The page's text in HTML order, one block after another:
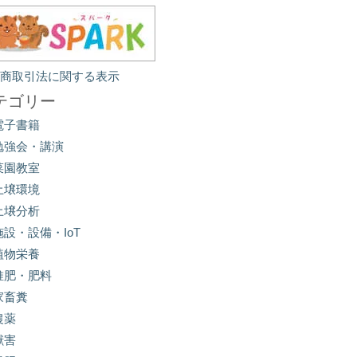
取引法に関する表示
ゴリー
子書籍
強会・講演
園教室
壌環境
壌分析
設・設備・IoT
物栄養
肥・肥料
畜糞
薬
害